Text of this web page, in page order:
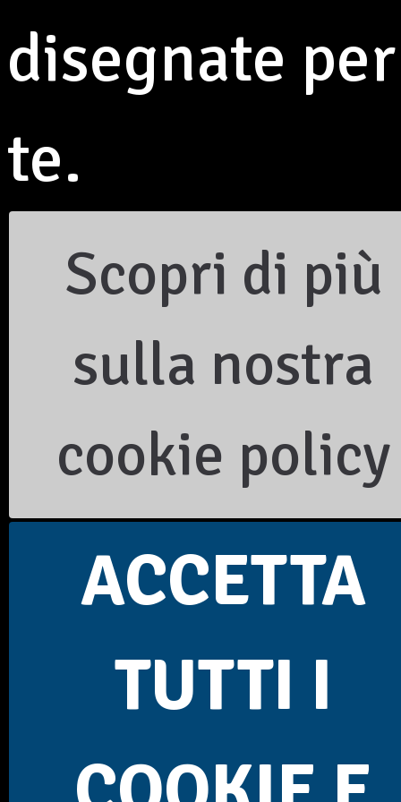
Codice Fiscale 940 14 690 369
Iscrizione al Registro Unico del Terzo Settore con
numero di repertorio 81732 - Determina del
Privacy Policy
INFORMAZIONI
Spazio Scuola
Spazio Incontro
Legge 104
Autorizzazione parcheggio interno
Progetto ASEOP
Relazione Presidente
Scarica lo Statuto
Scarica la brochure
Rendiconto contributo 5x1000 2023
SEGUICI SUI SOCIAL
FAI LA TUA DONAZIONE
disegnate per
te.
Scopri di più
sulla nostra
cookie policy
ACCETTA
TUTTI I